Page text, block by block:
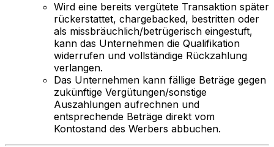
Wird eine bereits vergütete Transaktion später
rückerstattet, chargebacked, bestritten oder
als missbräuchlich/betrügerisch eingestuft,
kann das Unternehmen die Qualifikation
widerrufen und vollständige Rückzahlung
verlangen.
Das Unternehmen kann fällige Beträge gegen
zukünftige Vergütungen/sonstige
Auszahlungen aufrechnen und
entsprechende Beträge direkt vom
Kontostand des Werbers abbuchen.